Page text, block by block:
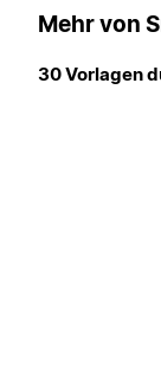
Mehr von
30 Vorlagen